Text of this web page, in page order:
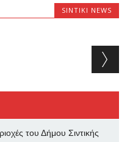
SINTIKI NEWS
του Δήμου Σιντικής